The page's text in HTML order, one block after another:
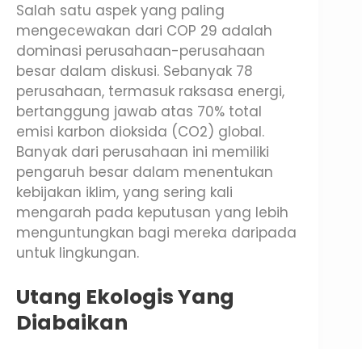
Salah satu aspek yang paling
mengecewakan dari COP 29 adalah
dominasi perusahaan-perusahaan
besar dalam diskusi. Sebanyak 78
perusahaan, termasuk raksasa energi,
bertanggung jawab atas 70% total
emisi karbon dioksida (CO2) global.
Banyak dari perusahaan ini memiliki
pengaruh besar dalam menentukan
kebijakan iklim, yang sering kali
mengarah pada keputusan yang lebih
menguntungkan bagi mereka daripada
untuk lingkungan.
Utang Ekologis Yang
Diabaikan